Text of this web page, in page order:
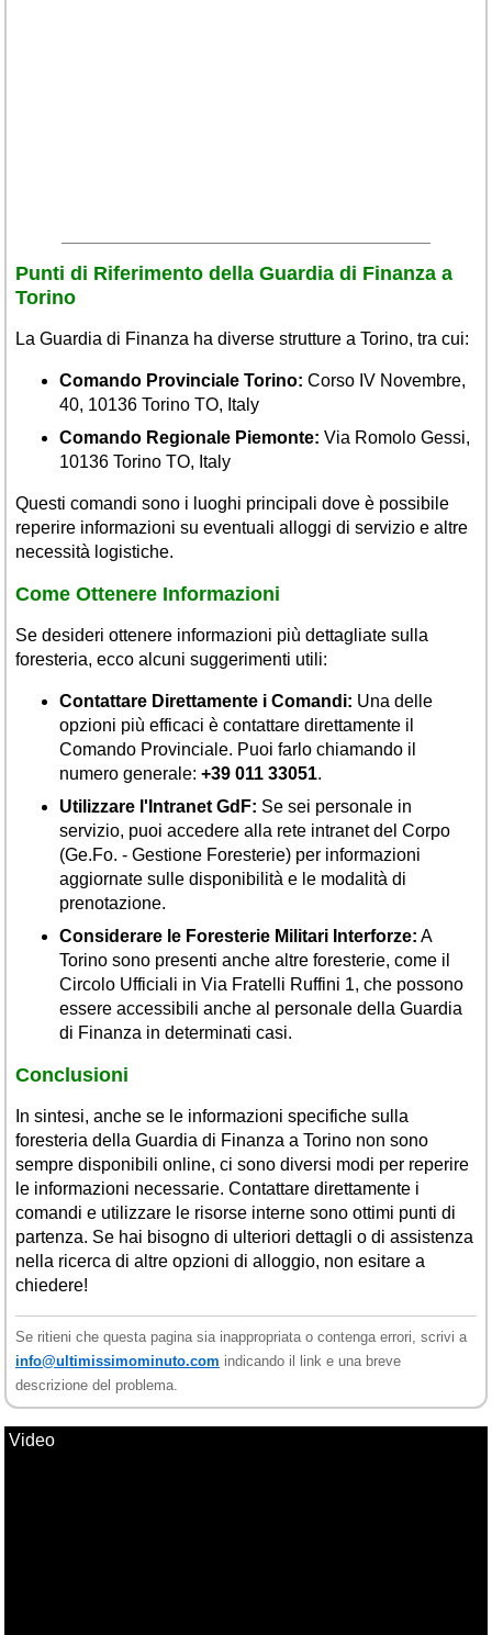
Punti di Riferimento della Guardia di Finanza a
Torino
La Guardia di Finanza ha diverse strutture a Torino, tra cui:
Comando Provinciale Torino: Corso IV Novembre,
40, 10136 Torino TO, Italy
Comando Regionale Piemonte: Via Romolo Gessi,
10136 Torino TO, Italy
Questi comandi sono i luoghi principali dove è possibile
reperire informazioni su eventuali alloggi di servizio e altre
necessità logistiche.
Come Ottenere Informazioni
Se desideri ottenere informazioni più dettagliate sulla
foresteria, ecco alcuni suggerimenti utili:
Contattare Direttamente i Comandi: Una delle
opzioni più efficaci è contattare direttamente il
Comando Provinciale. Puoi farlo chiamando il
numero generale: +39 011 33051.
Utilizzare l'Intranet GdF: Se sei personale in
servizio, puoi accedere alla rete intranet del Corpo
(Ge.Fo. - Gestione Foresterie) per informazioni
aggiornate sulle disponibilità e le modalità di
prenotazione.
Considerare le Foresterie Militari Interforze: A
Torino sono presenti anche altre foresterie, come il
Circolo Ufficiali in Via Fratelli Ruffini 1, che possono
essere accessibili anche al personale della Guardia
di Finanza in determinati casi.
Conclusioni
In sintesi, anche se le informazioni specifiche sulla
foresteria della Guardia di Finanza a Torino non sono
sempre disponibili online, ci sono diversi modi per reperire
le informazioni necessarie. Contattare direttamente i
comandi e utilizzare le risorse interne sono ottimi punti di
partenza. Se hai bisogno di ulteriori dettagli o di assistenza
nella ricerca di altre opzioni di alloggio, non esitare a
chiedere!
Se ritieni che questa pagina sia inappropriata o contenga errori, scrivi a
info@ultimissimominuto.com indicando il link e una breve
descrizione del problema.
Video